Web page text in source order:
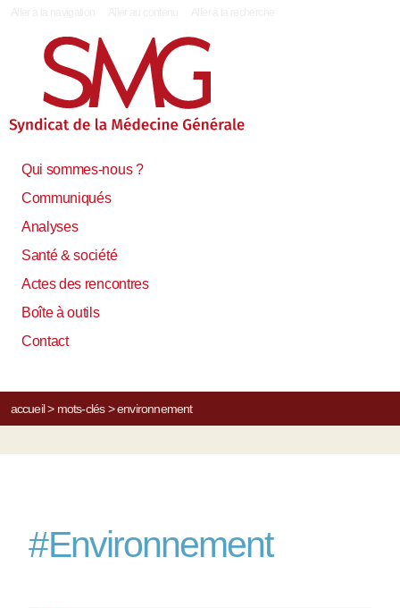
Qui sommes-nous ?
Communiqués
Analyses
Santé & société
Actes des rencontres
Boîte à outils
Contact
accueil> mots-clés> environnement
#Environnement